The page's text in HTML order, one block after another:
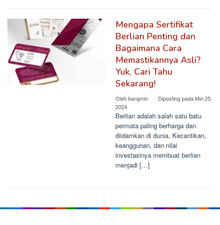
Mengapa Sertifikat
Berlian Penting dan
Bagaimana Cara
Memastikannya Asli?
Yuk, Cari Tahu
Sekarang!
Olehbangmin Diposting padaMei 25,
2024
Berlian adalah salah satu batu
permata paling berharga dan
diidamkan di dunia. Kecantikan,
keanggunan, dan nilai
investasinya membuat berlian
menjadi […]